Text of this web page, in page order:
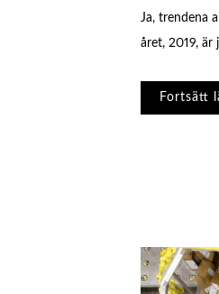
Ja, trendena
året, 2019, är
Fortsätt